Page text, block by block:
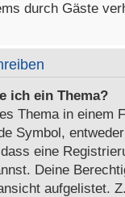
durch Gäste
ich ein Thema?
Thema in einem
Symbol,
eine
Deine
aufgelistet.